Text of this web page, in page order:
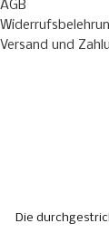
AGB
Versand und
Die